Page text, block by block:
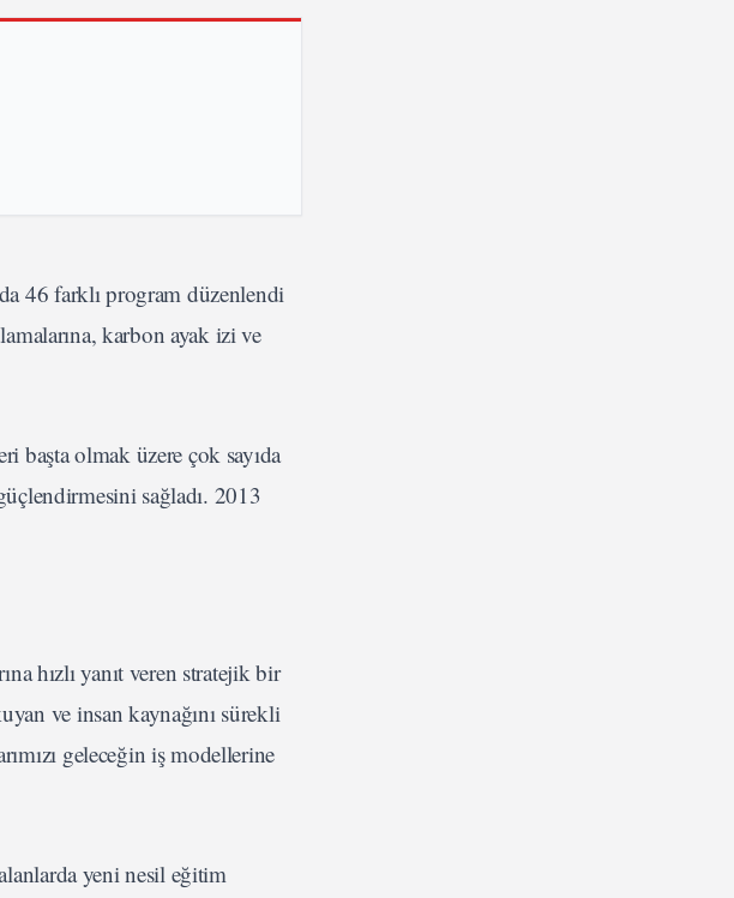
46 farklı program düzenlendi
karbon ayak izi ve
olmak üzere çok sayıda
sağladı. 2013
hızlı yanıt veren stratejik bir
ve insan kaynağını sürekli
geleceğin iş modellerine
yeni nesil eğitim